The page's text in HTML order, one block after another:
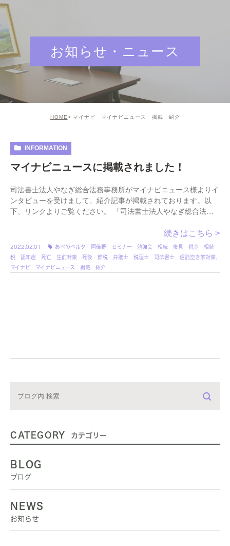
お知らせ・ニュース
HOME マイナビ マイナビニュース 掲載 紹介
INFORMATION
マイナビニュースに掲載されました！
司法書士法人やなぎ総合法務事務所がマイナビニュース様よりイ
ンタビューを受けまして、紹介記事が掲載されております。以
下、リンクよりご覧ください。 「司法書士法人やなぎ総合法務
続きはこちら >
2022.02.01
あべのベルタ 阿倍野 セミナー 勉強会 相続 後見 税金 相続
税 認知症 死亡 生前対策 死後 節税 弁護士 税理士 司法書士 信託空き家対策
マイナビ マイナビニュース 掲載 紹介
CATEGORY カテゴリー
BLOG
ブログ
NEWS
お知らせ